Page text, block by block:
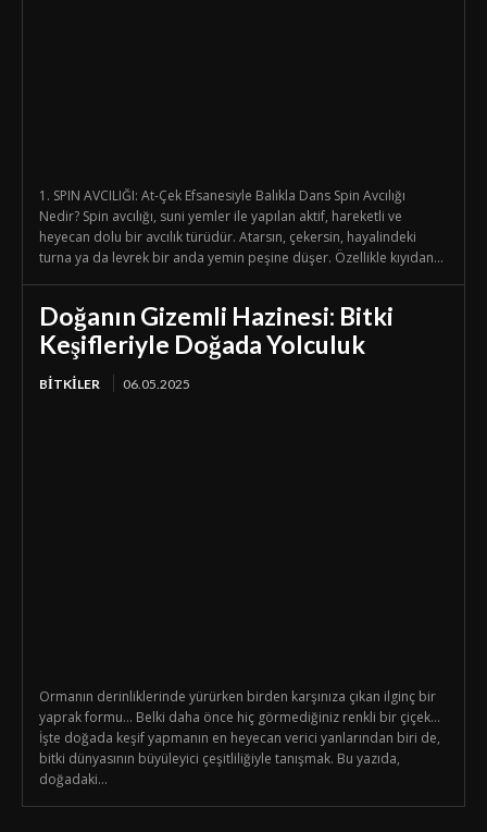
1. SPIN AVCILIĞI: At-Çek Efsanesiyle Balıkla Dans Spin Avcılığı
Nedir? Spin avcılığı, suni yemler ile yapılan aktif, hareketli ve
heyecan dolu bir avcılık türüdür. Atarsın, çekersin, hayalindeki
turna ya da levrek bir anda yemin peşine düşer. Özellikle kıyıdan...
Doğanın Gizemli Hazinesi: Bitki
Keşifleriyle Doğada Yolculuk
BİTKİLER 06.05.2025
Ormanın derinliklerinde yürürken birden karşınıza çıkan ilginç bir
yaprak formu… Belki daha önce hiç görmediğiniz renkli bir çiçek…
İşte doğada keşif yapmanın en heyecan verici yanlarından biri de,
bitki dünyasının büyüleyici çeşitliliğiyle tanışmak. Bu yazıda,
doğadaki...